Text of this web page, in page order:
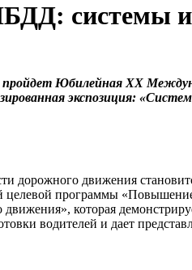
системы и
пройдет Юбилейная XX
экспозиция:
дорожного движения
целевой программы
которая
водителей и дает